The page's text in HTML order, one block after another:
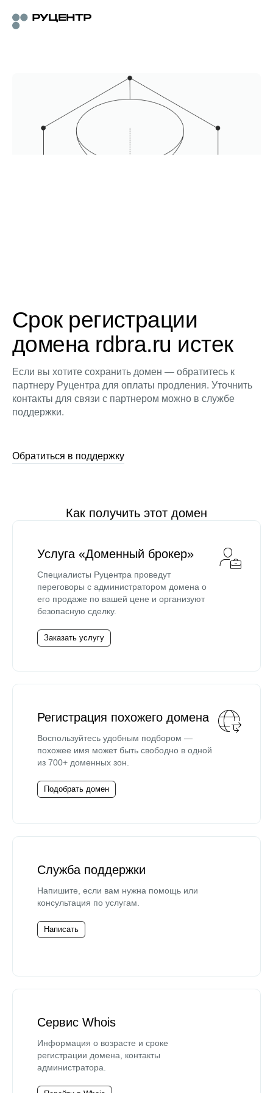
Срок регистрации
домена rdbra.ru истек
Если вы хотите сохранить домен — обратитесь к
партнеру Руцентра для оплаты продления. Уточнить
контакты для связи с партнером можно в службе
поддержки.
Обратиться в поддержку
Как получить этот домен
Услуга «Доменный брокер»
Специалисты Руцентра проведут
переговоры с администратором домена о
его продаже по вашей цене и организуют
безопасную сделку.
Заказать услугу
Регистрация похожего домена
Воспользуйтесь удобным подбором —
похожее имя может быть свободно в одной
из 700+ доменных зон.
Подобрать домен
Служба поддержки
Напишите, если вам нужна помощь или
консультация по услугам.
Написать
Сервис Whois
Информация о возрасте и сроке
регистрации домена, контакты
администратора.